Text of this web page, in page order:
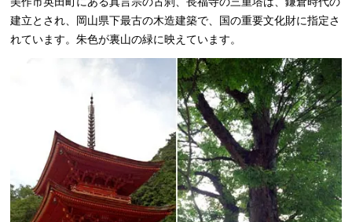
建立とされ、岡山県下最古の木造建築で、国の重要文化財に指定さ
れています。朱色が裏山の緑に映えています。